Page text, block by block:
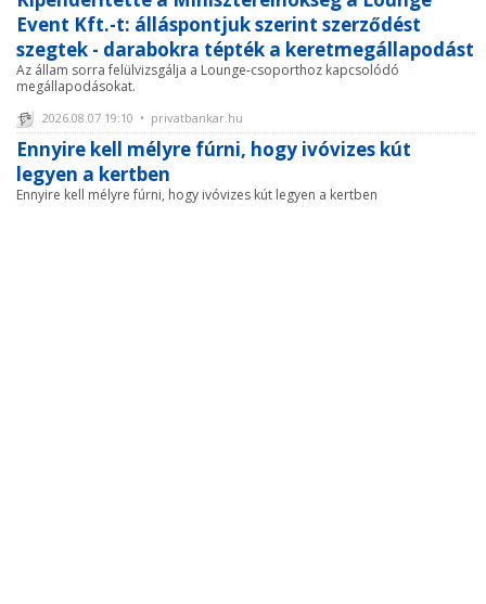
Event Kft.-t: álláspontjuk szerint szerződést
szegtek - darabokra tépték a keretmegállapodást
Az állam sorra felülvizsgálja a Lounge-csoporthoz kapcsolódó
megállapodásokat.
2026.08.07 19:10 • privatbankar.hu
Ennyire kell mélyre fúrni, hogy ivóvizes kút
legyen a kertben
Ennyire kell mélyre fúrni, hogy ivóvizes kút legyen a kertben